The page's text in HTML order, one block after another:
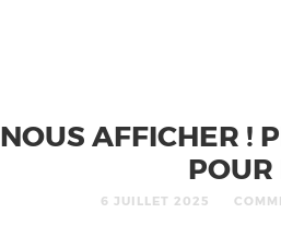
NOUS AFFICHER !
6 JUILLET 2025